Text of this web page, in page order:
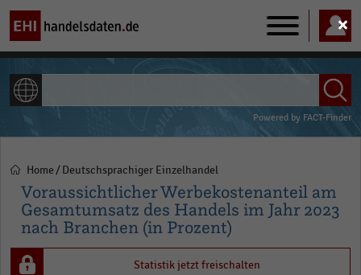
Main
navigation
Powered by FACT-Finder
Pfadnavigation
Home Deutschsprachiger Einzelhandel
Voraussichtlicher Werbekostenanteil am
Gesamtumsatz des Handels im Jahr 2023
nach Branchen (in Prozent)
Statistik jetzt freischalten